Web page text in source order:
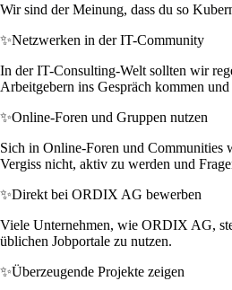
Wir sind der Meinung, dass du so
✨Netzwerken in der IT-Community
In der IT-Consulting-Welt sollten wir
Arbeitgebern ins Gespräch kommen
✨Online-Foren und Gruppen nutzen
Sich in Online-Foren und Communities
Vergiss nicht, aktiv zu werden und
✨Direkt bei ORDIX AG bewerben
Viele Unternehmen, wie ORDIX AG,
üblichen Jobportale zu nutzen.
✨Überzeugende Projekte zeigen